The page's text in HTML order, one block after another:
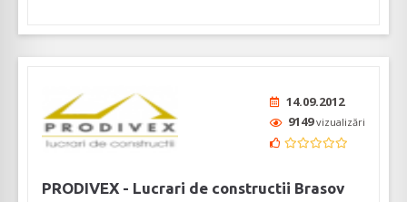
14.09.2012
9149vizualizări
PRODIVEX - Lucrari de constructii Brasov